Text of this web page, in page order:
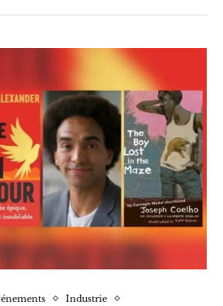
Industrie